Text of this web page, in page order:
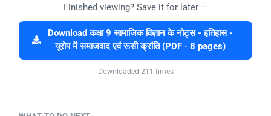
Finished viewing? Save it for later —
Download कक्षा 9 सामाजिक विज्ञान के नोट्स - इतिहास -
यूरोप में समाजवाद एवं रूसी क्रांति (PDF · 8 pages)
Downloaded 211 times